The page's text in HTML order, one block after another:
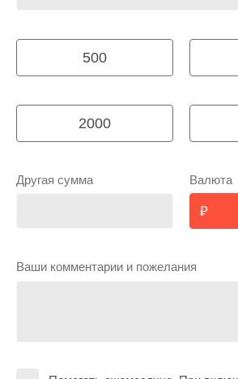
500
2000
Другая сумма Валюта
Ваши комментарии и пожелания